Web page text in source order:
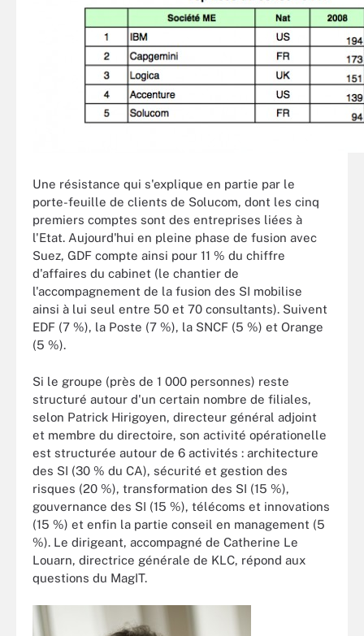
Une résistance qui s'explique en partie par le
porte-feuille de clients de Solucom, dont les cinq
premiers comptes sont des entreprises liées à
l'Etat. Aujourd'hui en pleine phase de fusion avec
Suez, GDF compte ainsi pour 11 % du chiffre
d'affaires du cabinet (le chantier de
l'accompagnement de la fusion des SI mobilise
ainsi à lui seul entre 50 et 70 consultants). Suivent
EDF (7 %), la Poste (7 %), la SNCF (5 %) et Orange
(5 %).
Si le groupe (près de 1 000 personnes) reste
structuré autour d'un certain nombre de filiales,
selon Patrick Hirigoyen, directeur général adjoint
et membre du directoire, son activité opérationelle
est structurée autour de 6 activités : architecture
des SI (30 % du CA), sécurité et gestion des
risques (20 %), transformation des SI (15 %),
gouvernance des SI (15 %), télécoms et innovations
(15 %) et enfin la partie conseil en management (5
%). Le dirigeant, accompagné de Catherine Le
Louarn, directrice générale de KLC, répond aux
questions du MagIT.